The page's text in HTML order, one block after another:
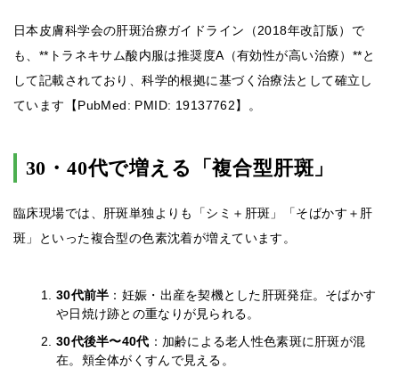
日本皮膚科学会の肝斑治療ガイドライン（2018年改訂版）で
も、**トラネキサム酸内服は推奨度A（有効性が高い治療）**と
して記載されており、科学的根拠に基づく治療法として確立し
ています【PubMed: PMID: 19137762】。
30・40代で増える「複合型肝斑」
臨床現場では、肝斑単独よりも「シミ＋肝斑」「そばかす＋肝
斑」といった複合型の色素沈着が増えています。
30代前半 ：妊娠・出産を契機とした肝斑発症。そばかす
や日焼け跡との重なりが見られる。
30代後半〜40代 ：加齢による老人性色素斑に肝斑が混
在。頬全体がくすんで見える。